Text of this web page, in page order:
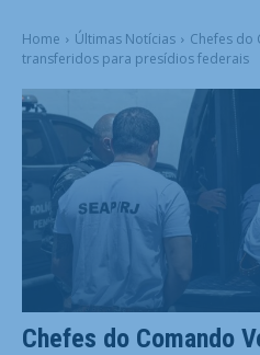
Home Últimas Notícias
Chefes do
transferidos para presídios federais
Chefes do Comando